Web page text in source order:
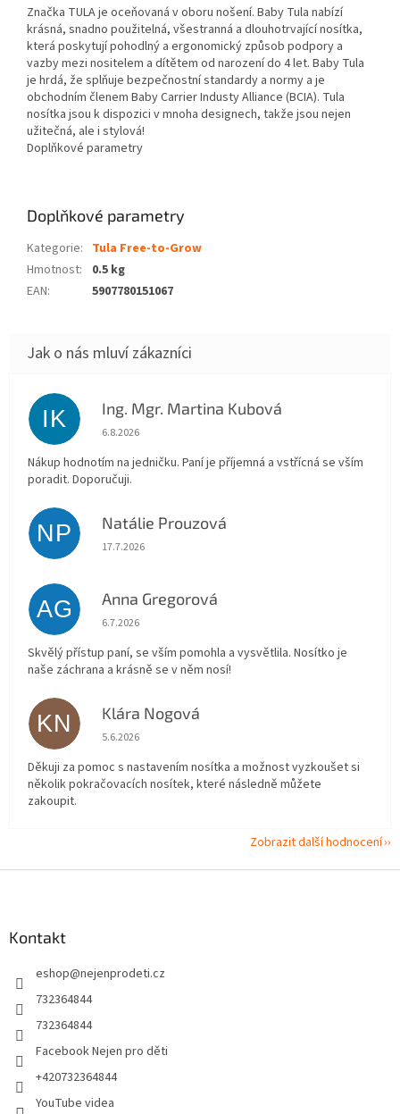
Značka TULA je oceňovaná v oboru nošení. Baby Tula nabízí
krásná, snadno použitelná, všestranná a dlouhotrvající nosítka,
která poskytují pohodlný a ergonomický způsob podpory a
vazby mezi nositelem a dítětem od narození do 4 let. Baby Tula
je hrdá, že splňuje bezpečnostní standardy a normy a je
obchodním členem Baby Carrier Industy Alliance (BCIA). Tula
nosítka jsou k dispozici v mnoha designech, takže jsou nejen
užitečná, ale i stylová!
Doplňkové parametry
Doplňkové parametry
Kategorie: Tula Free-to-Grow
Hmotnost:
0.5 kg
EAN: 5907780151067
IK Ing. Mgr. Martina Kubová
Hodnocení obchodu je 5 z 5 hvězdiček.
6.8.2026
Nákup hodnotím na jedničku. Paní je příjemná a vstřícná se vším
poradit. Doporučuji.
NP Natálie Prouzová
Hodnocení obchodu je 5 z 5 hvězdiček.
17.7.2026
AG Anna Gregorová
Hodnocení obchodu je 5 z 5 hvězdiček.
6.7.2026
Skvělý přístup paní, se vším pomohla a vysvětlila. Nosítko je
naše záchrana a krásně se v něm nosí!
KN Klára Nogová
Hodnocení obchodu je 5 z 5 hvězdiček.
5.6.2026
Děkuji za pomoc s nastavením nosítka a možnost vyzkoušet si
několik pokračovacích nosítek, které následně můžete
zakoupit.
Zobrazit další hodnocení
Kontakt
eshop@nejenprodeti.cz
732364844
732364844
Facebook Nejen pro děti
+420732364844
YouTube videa